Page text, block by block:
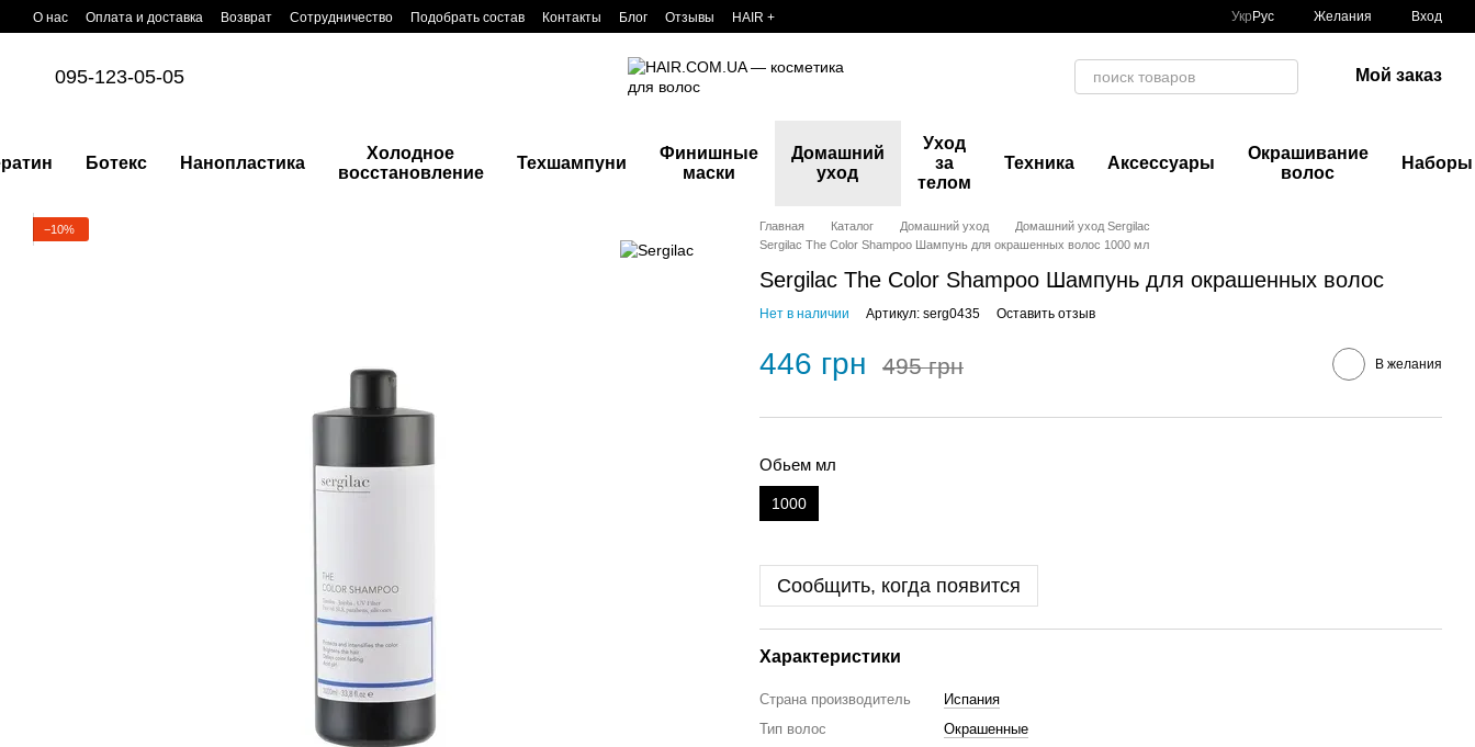
Перейти к основному контенту
О нас Оплата и доставка Возврат Сотрудничество Подобрать состав Контакты Блог Отзывы HAIR + Укр Рус Желания Вход
095-123-05-05 Мой заказ
Ботекс Нанопластика
Холодное
восстановление
Техшампуни
Финишные
маски
Домашний
уход
Уход
за
телом
Техника Аксессуары
Окрашивание
волос
Наборы
−10% Главная Каталог Домашний уход
Домашний уход Sergilac
Sergilac The Color Shampoo Шампунь для окрашенных волос 1000 мл
Sergilac The Color Shampoo Шампунь для окрашенных волос
Нет в наличии Артикул: serg0435 Оставить отзыв
446 грн 495 грн В желания
Обьем мл
1000
Сообщить, когда появится
Характеристики
Страна производитель
Испания
Тип волос
Окрашенные